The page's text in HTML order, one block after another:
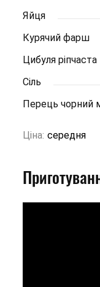
Яйця
Курячий фарш
Цибуля ріпчаста
Сіль
Перець чорний
Ціна: середня